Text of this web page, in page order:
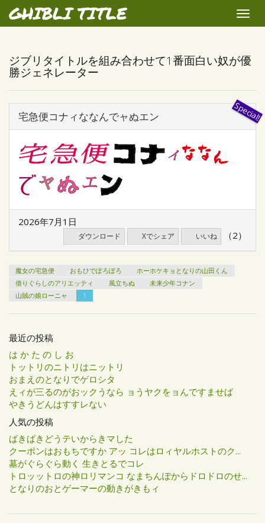
GHIBLI TITLE
Toggle
ジブリタイトルを組み合わせて1番面白い奴が優
勝ジェネレーター
宅急便コナィななんでャぬエン
2026年7月1日
ダウンロード Xでシェア いいね （2）
魔女の宅急便 おもひでぽろぽろ
ホーホケキョとなりの山田くん
借りぐらしのアリエッティ
風立ちぬ
未来少年コナン
山賊の娘ローニャ
1
最近の投稿
は か た の し お
トットリのニトリはニットリ
おまえのとなりでゲロシタ
えィが三るのがおックうなら ョうヤクをョんですませば
やきうどんはすすレない
人気の投稿
ばきばきどうテいからきマした
クーポンはおもちですか アッ コレはロィヤルホストのク...
墓がぐらぐら動く 生きとるでコレ
トロッットロの神ロリマンコ なまちんぽからドロドロのせ...
となりのおとゲーマーの動きがきもィ